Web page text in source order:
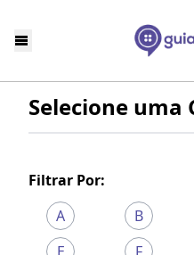
Selecione uma
Filtrar Por:
A
B